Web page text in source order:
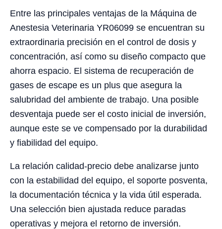
Entre las principales ventajas de la Máquina de
Anestesia Veterinaria YR06099 se encuentran su
extraordinaria precisión en el control de dosis y
concentración, así como su diseño compacto que
ahorra espacio. El sistema de recuperación de
gases de escape es un plus que asegura la
salubridad del ambiente de trabajo. Una posible
desventaja puede ser el costo inicial de inversión,
aunque este se ve compensado por la durabilidad
y fiabilidad del equipo.
La relación calidad-precio debe analizarse junto
con la estabilidad del equipo, el soporte posventa,
la documentación técnica y la vida útil esperada.
Una selección bien ajustada reduce paradas
operativas y mejora el retorno de inversión.